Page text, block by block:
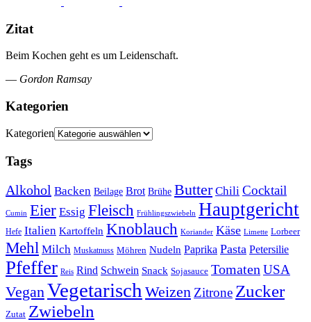
Zitat
Beim Kochen geht es um Leidenschaft.
— Gordon Ramsay
Kategorien
Kategorien
Tags
Alkohol Backen Beilage Brot Brühe Butter Chili Cocktail
Cumin Eier Essig Fleisch Frühlingszwiebeln Hauptgericht
Hefe Italien Kartoffeln Knoblauch Koriander Käse Limette Lorbeer
Mehl Milch Muskatnuss Möhren Nudeln Paprika Pasta Petersilie
Pfeffer Reis Rind Schwein Snack Sojasauce Tomaten USA
VeganVegetarisch Weizen Zitrone Zucker
Zutat Zwiebeln